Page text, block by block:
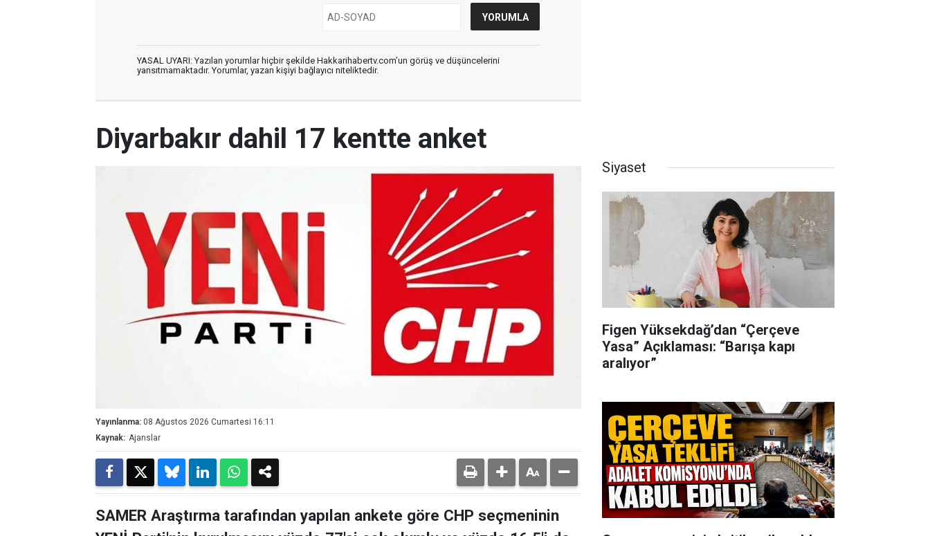
YASAL UYARI: Yazılan yorumlar hiçbir şekilde Hakkarihabertv.com’un görüş ve düşüncelerini
yansıtmamaktadır. Yorumlar, yazan kişiyi bağlayıcı niteliktedir.
Diyarbakır dahil 17 kentte anket
Yayınlanma: 08 Ağustos 2026 Cumartesi 16:11
Kaynak: Ajanslar
SAMER Araştırma tarafından yapılan ankete göre CHP seçmeninin
Siyaset
Figen Yüksekdağ’dan “Çerçeve
Yasa” Açıklaması: “Barışa kapı
aralıyor”